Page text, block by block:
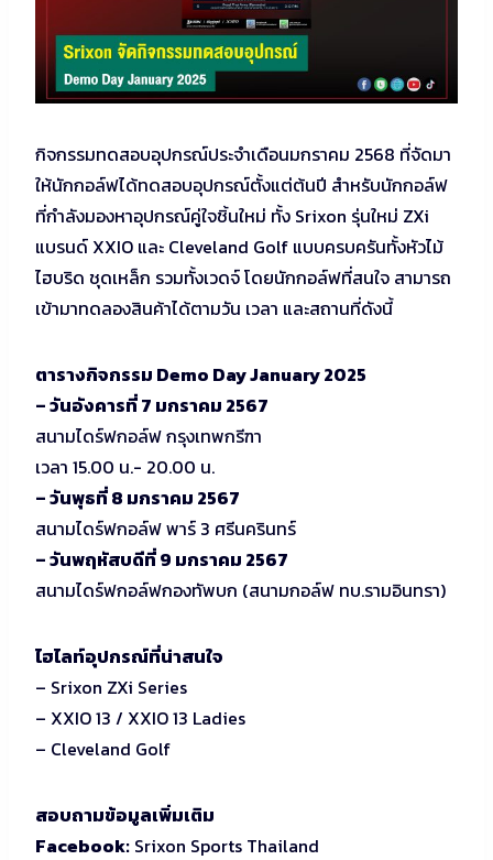
กิจกรรมทดสอบอุปกรณ์ประจำเดือนมกราคม 2568 ที่จัดมา
ให้นักกอล์ฟได้ทดสอบอุปกรณ์ตั้งแต่ต้นปี สำหรับนักกอล์ฟ
ที่กำลังมองหาอุปกรณ์คู่ใจชิ้นใหม่ ทั้ง Srixon รุ่นใหม่ ZXi
แบรนด์ XXIO และ Cleveland Golf แบบครบครันทั้งหัวไม้
ไฮบริด ชุดเหล็ก รวมทั้งเวดจ์ โดยนักกอล์ฟที่สนใจ สามารถ
เข้ามาทดลองสินค้าได้ตามวัน เวลา และสถานที่ดังนี้
ตารางกิจกรรม Demo Day January 2025
– วันอังคารที่ 7 มกราคม 2567
สนามไดร์ฟกอล์ฟ กรุงเทพกรีฑา
เวลา 15.00 น.- 20.00 น.
– วันพุธที่ 8 มกราคม 2567
สนามไดร์ฟกอล์ฟ พาร์ 3 ศรีนครินทร์
– วันพฤหัสบดีที่ 9 มกราคม 2567
สนามไดร์ฟกอล์ฟกองทัพบก (สนามกอล์ฟ ทบ.รามอินทรา)
ไฮไลท์อุปกรณ์ที่น่าสนใจ
– Srixon ZXi Series
– XXIO 13 / XXIO 13 Ladies
– Cleveland Golf
สอบถามข้อมูลเพิ่มเติม
Facebook: Srixon Sports Thailand